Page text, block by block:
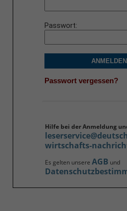
Passwort
ANMELDEN
Passwort vergessen?
Hilfe bei der Anmeldung
wirtschafts-
Es gelten unsere AGB und